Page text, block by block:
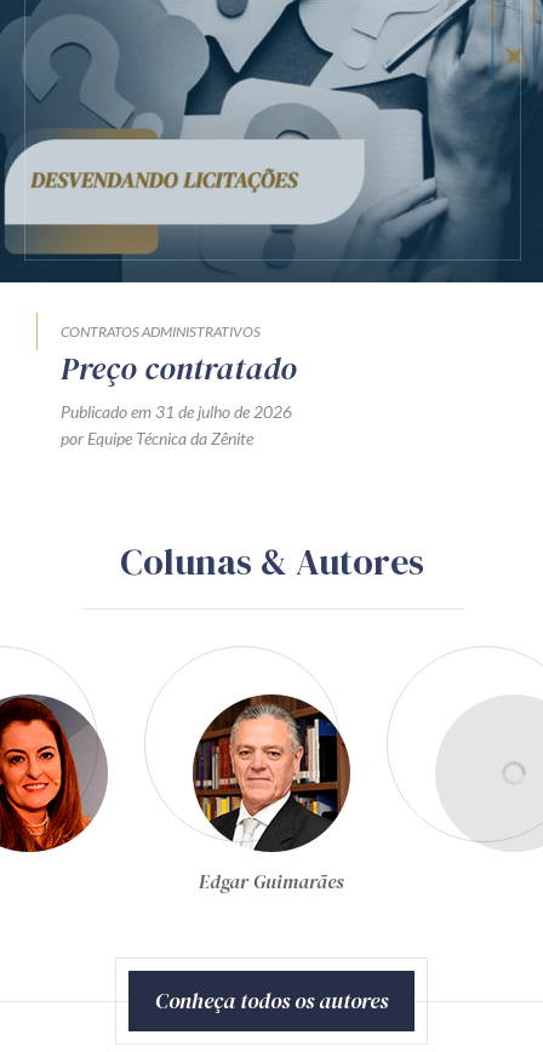
CONTRATOS ADMINISTRATIVOS
Preço contratado
Publicado em 31 de julho de 2026
por Equipe Técnica da Zênite
Colunas & Autores
Egon Bockmann Moreira
Conheça todos os autores